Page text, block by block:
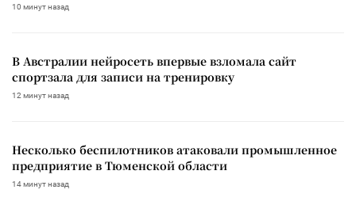
10 минут назад
В Австралии нейросеть впервые взломала сайт
спортзала для записи на тренировку
12 минут назад
Несколько беспилотников атаковали промышленное
предприятие в Тюменской области
14 минут назад